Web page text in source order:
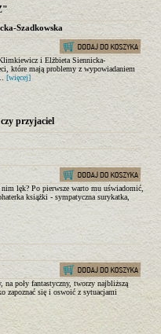
Szadkowska
i Elżbieta Siennicka-
które mają problemy z wypowiadaniem
[więcej]
przyjaciel
lęk? Po pierwsze warto mu uświadomić,
książki - sympatyczna surykatka,
na poły fantastyczny, tworzy najbliższą
zapoznać się i oswoić z sytuacjami